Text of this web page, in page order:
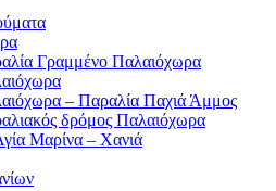
Γραμμένο Παλαιόχωρα
– Παραλία Παχιά Άμμος
δρόμος Παλαιόχωρα
Μαρίνα – Χανιά